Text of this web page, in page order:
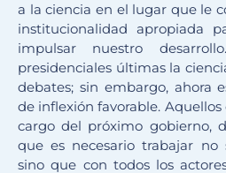
a la ciencia en el lugar que le
institucionalidad apropiada
impulsar nuestro
presidenciales últimas la
debates; sin embargo, ahora
de inflexión favorable.
cargo del próximo gobierno,
que es necesario trabajar no
sino que con todos los